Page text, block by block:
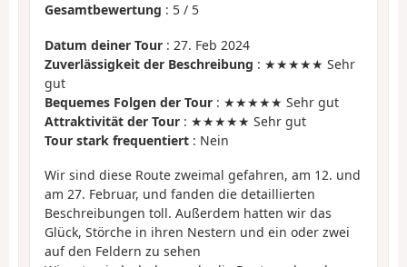
Gesamtbewertung : 5 / 5
Datum deiner Tour : 27. Feb 2024
Zuverlässigkeit der Beschreibung : ★★★★★ Sehr
gut
Bequemes Folgen der Tour : ★★★★★ Sehr gut
Attraktivität der Tour : ★★★★★ Sehr gut
Tour stark frequentiert : Nein
Wir sind diese Route zweimal gefahren, am 12. und
am 27. Februar, und fanden die detaillierten
Beschreibungen toll. Außerdem hatten wir das
Glück, Störche in ihren Nestern und ein oder zwei
auf den Feldern zu sehen